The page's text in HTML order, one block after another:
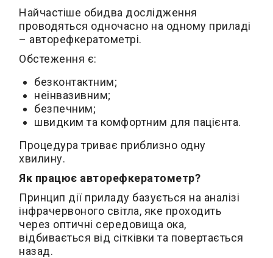
Найчастіше обидва дослідження
проводяться одночасно на одному приладі
– авторефкератометрі.
Обстеження є:
безконтактним;
неінвазивним;
безпечним;
швидким та комфортним для пацієнта.
Процедура триває приблизно одну
хвилину.
Як працює авторефкератометр?
Принцип дії приладу базується на аналізі
інфрачервоного світла, яке проходить
через оптичні середовища ока,
відбивається від сітківки та повертається
назад.